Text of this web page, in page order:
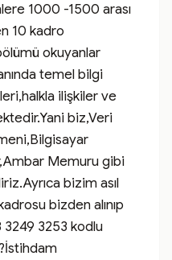
1000 -1500 arası
10 kadro
okuyanlar
temel bilgi
ilişkiler ve
biz,Veri
Memuru gibi
bizim asıl
bizden alınıp
3253 kodlu